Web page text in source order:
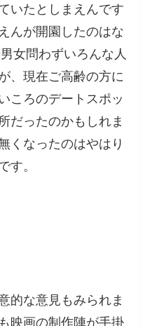
いたとしまえんです
んが開園したのはな
女問わずいろんな人
、現在ご高齢の方に
ころのデートスポッ
だったのかもしれま
くなったのはやはり
す。
的な意見もみられま
映画の制作陣が手掛